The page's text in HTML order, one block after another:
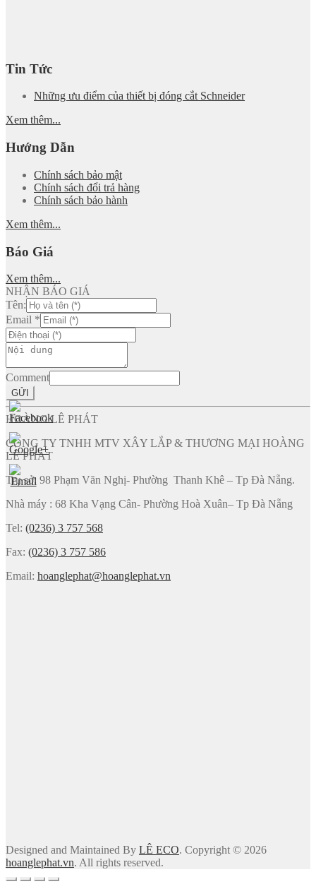
Tin Tức
Những ưu điểm của thiết bị đóng cắt Schneider
Xem thêm...
Hướng Dẫn
Chính sách bảo mật
Chính sách đổi trả hàng
Chính sách bảo hành
Xem thêm...
Báo Giá
Xem thêm...
NHẬN BÁO GIÁ
Tên:
Email *
Comment
GỬI
HOÀNG LÊ PHÁT
CÔNG TY TNHH MTV XÂY LẮP & THƯƠNG MẠI HOÀNG
LÊ PHÁT
Trụ sở: 98 Phạm Văn Nghị- Phường Thanh Khê – Tp Đà Nẵng.
Nhà máy : 68 Kha Vạng Cân- Phường Hoà Xuân– Tp Đà Nẵng
Tel: (0236) 3 757 568
Fax: (0236) 3 757 586
Email: hoanglephat@hoanglephat.vn
Designed and Maintained By LÊ ECO. Copyright © 2026
hoanglephat.vn. All rights reserved.